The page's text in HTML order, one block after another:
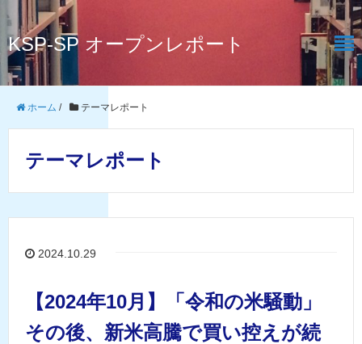
KSP-SP オープンレポート
ホーム / テーマレポート
テーマレポート
2024.10.29
【2024年10月】「令和の米騒動」
その後、新米高騰で買い控えが続